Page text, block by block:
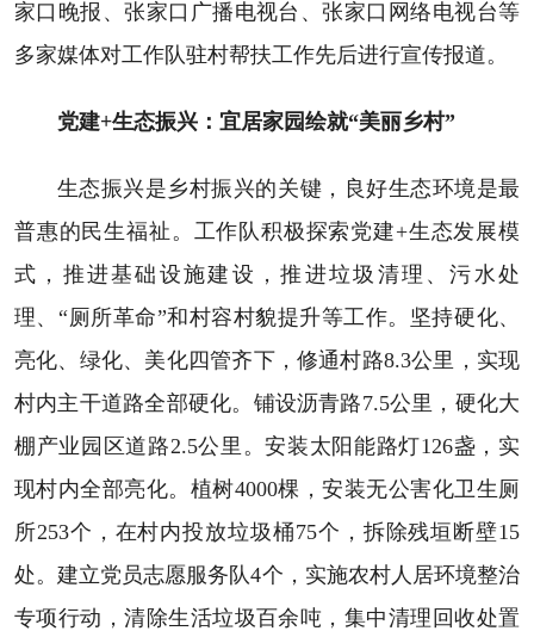
家口晚报、张家口广播电视台、张家口网络电视台等
多家媒体对工作队驻村帮扶工作先后进行宣传报道。
党建+生态振兴：宜居家园绘就“美丽乡村”
生态振兴是乡村振兴的关键，良好生态环境是最
普惠的民生福祉。工作队积极探索党建+生态发展模
式，推进基础设施建设，推进垃圾清理、污水处
理、“厕所革命”和村容村貌提升等工作。坚持硬化、
亮化、绿化、美化四管齐下，修通村路8.3公里，实现
村内主干道路全部硬化。铺设沥青路7.5公里，硬化大
棚产业园区道路2.5公里。安装太阳能路灯126盏，实
现村内全部亮化。植树4000棵，安装无公害化卫生厕
所253个，在村内投放垃圾桶75个，拆除残垣断壁15
处。建立党员志愿服务队4个，实施农村人居环境整治
专项行动，清除生活垃圾百余吨，集中清理回收处置